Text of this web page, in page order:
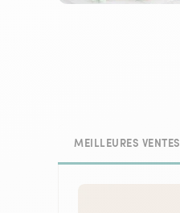
MEILLEURES VENTES